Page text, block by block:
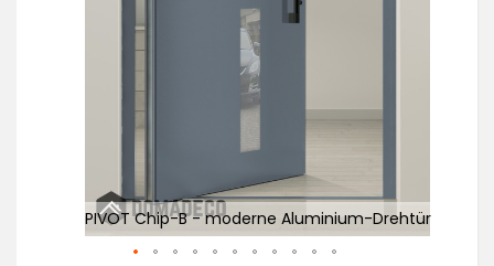
PIVOT Chip-B - moderne Aluminium-Drehtür